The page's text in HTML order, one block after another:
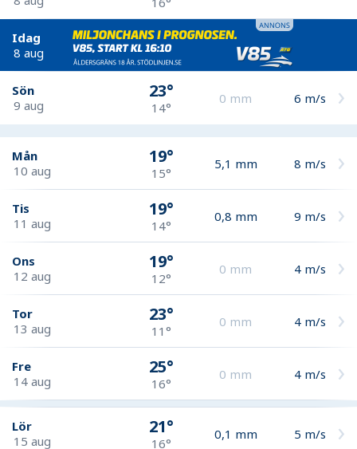
Idag
8 aug
Sön
9 aug
23°
14°
0 mm 6 m/s
Mån
10 aug
19°
15°
5,1 mm 8 m/s
Tis
11 aug
19°
14°
0,8 mm 9 m/s
Ons
12 aug
19°
12°
0 mm 4 m/s
Tor
13 aug
23°
11°
0 mm 4 m/s
Fre
14 aug
25°
16°
0 mm 4 m/s
Lör
15 aug
21°
16°
0,1 mm 5 m/s